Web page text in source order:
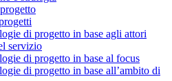
di progetto in base agli attori
servizio
di progetto in base al focus
di progetto in base all’ambito di